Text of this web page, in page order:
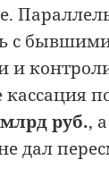
с
и
руб.,
дал